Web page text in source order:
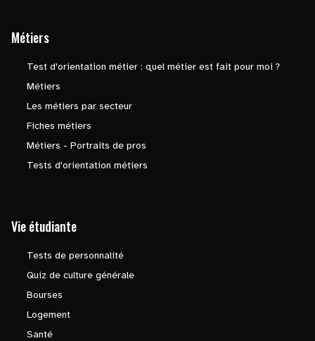
Métiers
Test d'orientation métier : quel métier est fait pour moi ?
Métiers
Les métiers par secteur
Fiches métiers
Métiers - Portraits de pros
Tests d'orientation métiers
Vie étudiante
Tests de personnalité
Quiz de culture générale
Bourses
Logement
Santé